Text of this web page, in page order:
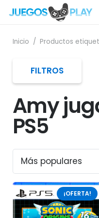
Inicio / Productos
Amy
PS5
¡OFERTA!
FILTROS